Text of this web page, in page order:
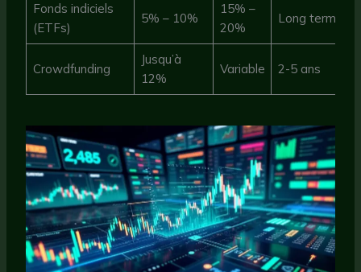
Fonds indiciels
(ETFs)
5% – 10%
15% –
20%
Long terme
Crowdfunding
Jusqu’à
12%
Variable 2-5 ans